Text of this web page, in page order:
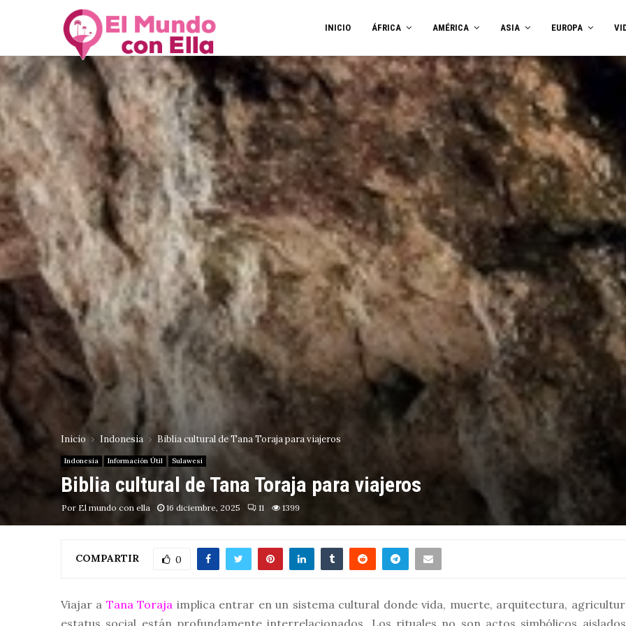
INICIO ÁFRICA AMÉRICA ASIA EUROPA
Inicio Indonesia Biblia cultural de Tana Toraja para viajeros
Indonesia Información Útil Sulawesi
Biblia cultural de Tana Toraja para viajeros
Por El mundo con ella 16 diciembre, 2025 11 1399
COMPARTIR 0
Viajar a Tana Toraja implica entrar en un sistema cultural donde vida, muerte, arquitectura,
estatus social están profundamente interrelacionados. Los rituales no son actos simbólicos